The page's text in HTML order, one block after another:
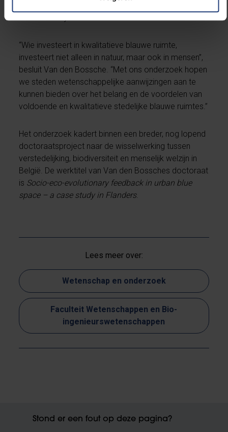
“Wie investeert in kwalitatieve blauwe ruimte,
investeert niet alleen in natuur, maar ook in mensen”,
besluit Van den Bossche. “Met ons onderzoek hopen
we steden wetenschappelijke aanwijzingen aan te
kunnen bieden over het belang en de voordelen van
voldoende en kwalitatieve stedelijke blauwe ruimtes.”
Het onderzoek kadert binnen een breder, nog lopend
doctoraatsproject naar de wisselwerking tussen
verstedelijking, biodiversiteit en menselijk welzijn in
België. De werktitel van Van den Bossches doctoraat
is Socio-eco-evolutionary feedback in urban blue
space – a case study in Flanders.
Lees meer over:
Wetenschap en onderzoek
Faculteit Wetenschappen en Bio-
ingenieurswetenschappen
Stond er een fout op deze pagina?